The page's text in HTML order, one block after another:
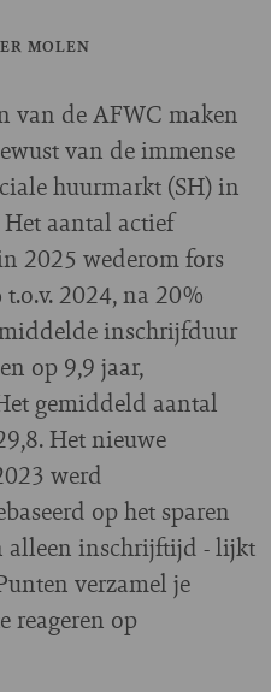
MOLEN
van de AFWC maken
van de immense
huurmarkt (SH) in
aantal actief
2025 wederom fors
2024, na 20%
inschrijfduur
op 9,9 jaar,
gemiddeld aantal
Het nieuwe
werd
op het sparen
alleen inschrijftijd - lijkt
verzamel je
reageren op